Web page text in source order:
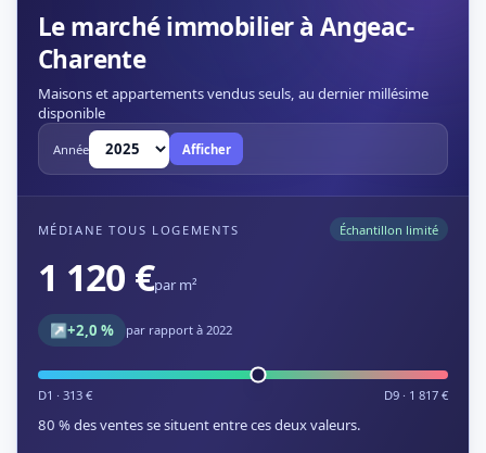
Le marché immobilier à Angeac-
Charente
Maisons et appartements vendus seuls, au dernier millésime
disponible
Année Afficher
MÉDIANE TOUS LOGEMENTS Échantillon limité
1 120 €par m²
↗+2,0 % par rapport à 2022
D1 · 313 € D9 · 1 817 €
80 % des ventes se situent entre ces deux valeurs.